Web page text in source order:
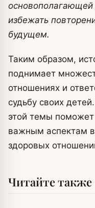
основополагающей
избежать
будущем.
Таким образом,
поднимает
отношениях и
судьбу своих
этой темы
важным аспектам
здоровых
Читайте также